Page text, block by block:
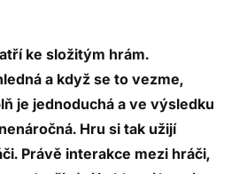
ke složitým hrám.
a když se to vezme,
je jednoduchá a ve výsledku
Hru si tak užijí
Právě interakce mezi hráči,